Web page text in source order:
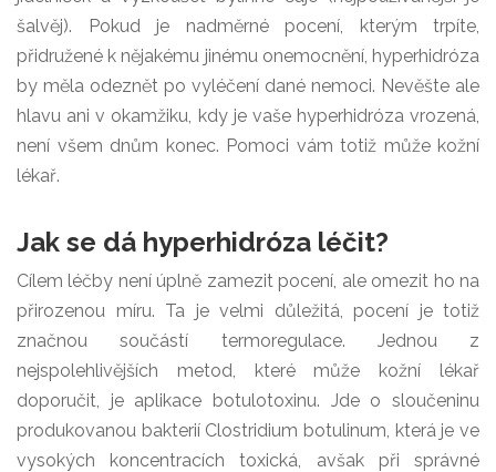
šalvěj). Pokud je nadměrné pocení, kterým trpíte,
přidružené k nějakému jinému onemocnění, hyperhidróza
by měla odeznět po vyléčení dané nemoci. Nevěšte ale
hlavu ani v okamžiku, kdy je vaše hyperhidróza vrozená,
není všem dnům konec. Pomoci vám totiž může kožní
lékař.
Jak se dá hyperhidróza léčit?
Cílem léčby není úplně zamezit pocení, ale omezit ho na
přirozenou míru. Ta je velmi důležitá, pocení je totiž
značnou součástí termoregulace. Jednou z
nejspolehlivějších metod, které může kožní lékař
doporučit, je aplikace botulotoxinu. Jde o sloučeninu
produkovanou bakterií Clostridium botulinum, která je ve
vysokých koncentracích toxická, avšak při správné